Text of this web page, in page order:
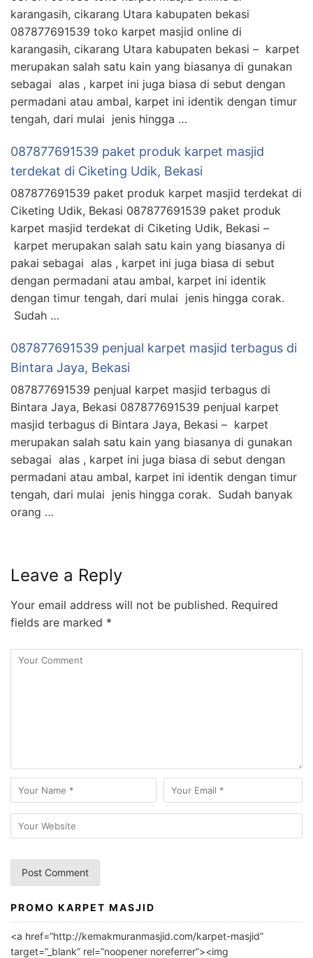
karangasih, cikarang Utara kabupaten bekasi
087877691539 toko karpet masjid online di
karangasih, cikarang Utara kabupaten bekasi – karpet
merupakan salah satu kain yang biasanya di gunakan
sebagai alas , karpet ini juga biasa di sebut dengan
permadani atau ambal, karpet ini identik dengan timur
tengah, dari mulai jenis hingga …
087877691539 paket produk karpet masjid
terdekat di Ciketing Udik, Bekasi
087877691539 paket produk karpet masjid terdekat di
Ciketing Udik, Bekasi 087877691539 paket produk
karpet masjid terdekat di Ciketing Udik, Bekasi –
karpet merupakan salah satu kain yang biasanya di
pakai sebagai alas , karpet ini juga biasa di sebut
dengan permadani atau ambal, karpet ini identik
dengan timur tengah, dari mulai jenis hingga corak.
Sudah …
087877691539 penjual karpet masjid terbagus di
Bintara Jaya, Bekasi
087877691539 penjual karpet masjid terbagus di
Bintara Jaya, Bekasi 087877691539 penjual karpet
masjid terbagus di Bintara Jaya, Bekasi – karpet
merupakan salah satu kain yang biasanya di gunakan
sebagai alas , karpet ini juga biasa di sebut dengan
permadani atau ambal, karpet ini identik dengan timur
tengah, dari mulai jenis hingga corak. Sudah banyak
orang …
Leave a Reply
Your email address will not be published. Required
fields are marked *
A
l
PROMO KARPET MASJID
<a href=”http://kemakmuranmasjid.com/karpet-masjid”
target=”_blank” rel=”noopener noreferrer”><img